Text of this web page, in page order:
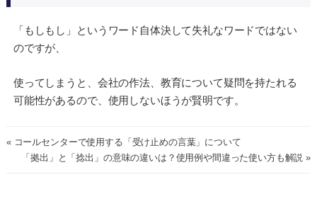
「もしもし」というワード自体決して失礼なワードではない
のですが、
使ってしまうと、会社の作法、教育について疑問を持たれる
可能性があるので、使用しないほうが賢明です。
« コールセンターで使用する「受け止めの言葉」について
「拠出」と「捻出」の意味の違いは？使用例や間違った使い方も解説 »